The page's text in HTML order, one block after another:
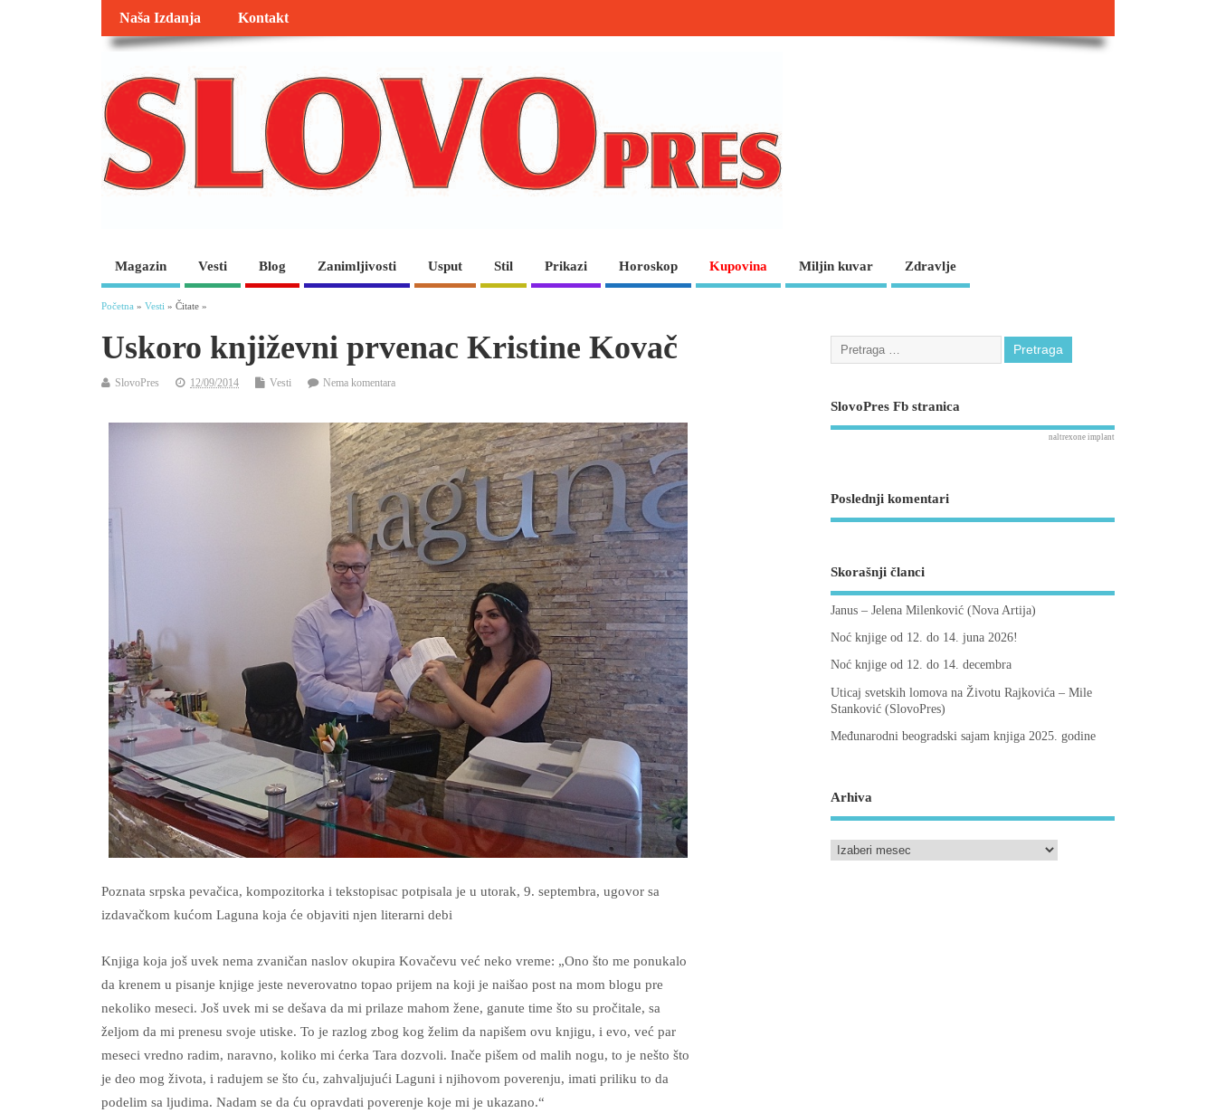
Naša Izdanja Kontakt
Magazin Vesti Blog Zanimljivosti Usput Stil Prikazi Horoskop Kupovina Miljin kuvar Zdravlje
Početna » Vesti » Čitate »
Uskoro književni prvenac Kristine Kovač
SlovoPres 12/09/2014 Vesti Nema komentara
Poznata srpska pevačica, kompozitorka i tekstopisac potpisala je u utorak, 9. septembra, ugovor sa
izdavačkom kućom Laguna koja će objaviti njen literarni debi
Knjiga koja još uvek nema zvaničan naslov okupira Kovačevu već neko vreme: „Ono što me ponukalo
da krenem u pisanje knjige jeste neverovatno topao prijem na koji je naišao post na mom blogu pre
nekoliko meseci. Još uvek mi se dešava da mi prilaze mahom žene, ganute time što su pročitale, sa
željom da mi prenesu svoje utiske. To je razlog zbog kog želim da napišem ovu knjigu, i evo, već par
meseci vredno radim, naravno, koliko mi ćerka Tara dozvoli. Inače pišem od malih nogu, to je nešto što
je deo mog života, i radujem se što ću, zahvaljujući Laguni i njihovom poverenju, imati priliku to da
podelim sa ljudima. Nadam se da ću opravdati poverenje koje mi je ukazano.“
SlovoPres Fb stranica
naltrexone implant
Poslednji komentari
Skorašnji članci
Janus – Jelena Milenković (Nova Artija)
Noć knjige od 12. do 14. juna 2026!
Noć knjige od 12. do 14. decembra
Uticaj svetskih lomova na Životu Rajkovića – Mile
Stanković (SlovoPres)
Međunarodni beogradski sajam knjiga 2025. godine
Arhiva